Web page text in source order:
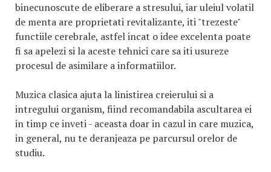
binecunoscute de eliberare a stresului, iar uleiul volatil
de menta are proprietati revitalizante, iti "trezeste"
functiile cerebrale, astfel incat o idee excelenta poate
fi sa apelezi si la aceste tehnici care sa iti usureze
procesul de asimilare a informatiilor.
Muzica clasica ajuta la linistirea creierului si a
intregului organism, fiind recomandabila ascultarea ei
in timp ce inveti - aceasta doar in cazul in care muzica,
in general, nu te deranjeaza pe parcursul orelor de
studiu.